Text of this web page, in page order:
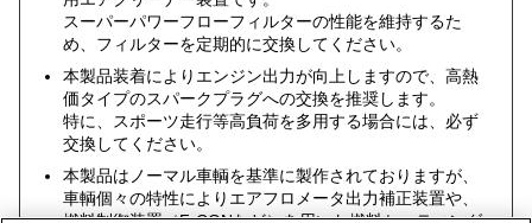
スーパーパワーフローフィルターの性能を維持するた
め、フィルターを定期的に交換してください。
本製品装着によりエンジン出力が向上しますので、高熱
価タイプのスパークプラグへの交換を推奨します。
特に、スポーツ走行等高負荷を多用する場合には、必ず
交換してください。
本製品はノーマル車輌を基準に製作されておりますが、
車輌個々の特性によりエアフロメータ出力補正装置や、